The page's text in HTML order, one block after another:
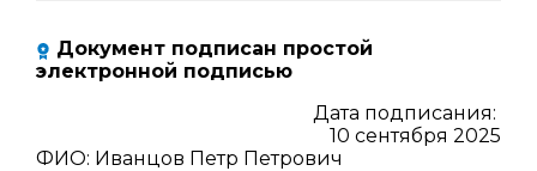
Документ подписан простой
электронной подписью
Дата подписания:
10 сентября 2025
ФИО: Иванцов Петр Петрович